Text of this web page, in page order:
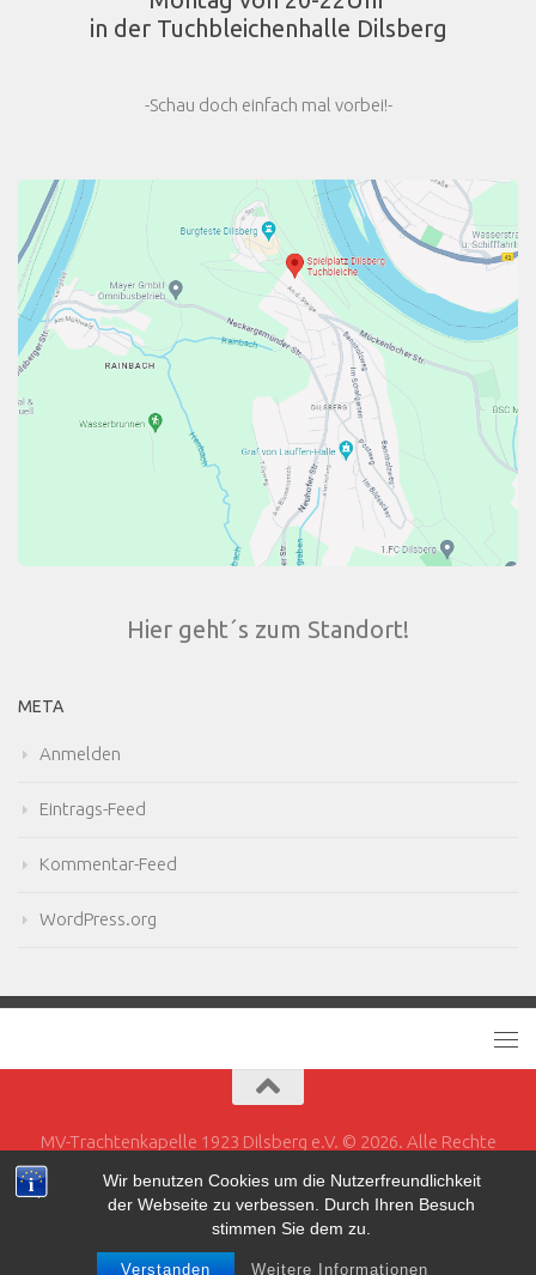
Wir benutzen Cookies um die Nutzerfreundlichkeit
der Webseite zu verbessen. Durch Ihren Besuch
stimmen Sie dem zu.
Verstanden Weitere Informationen
in der Tuchbleichenhalle Dilsberg
-Schau doch einfach mal vorbei!-
Hier geht´s zum Standort!
META
Anmelden
Eintrags-Feed
Kommentar-Feed
WordPress.org
MV-Trachtenkapelle 1923 Dilsberg e.V. © 2026. Alle Rechte
Powered by - Entworfen mit demHueman-Theme